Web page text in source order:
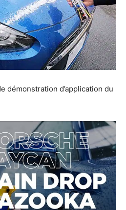
démonstration d’application du